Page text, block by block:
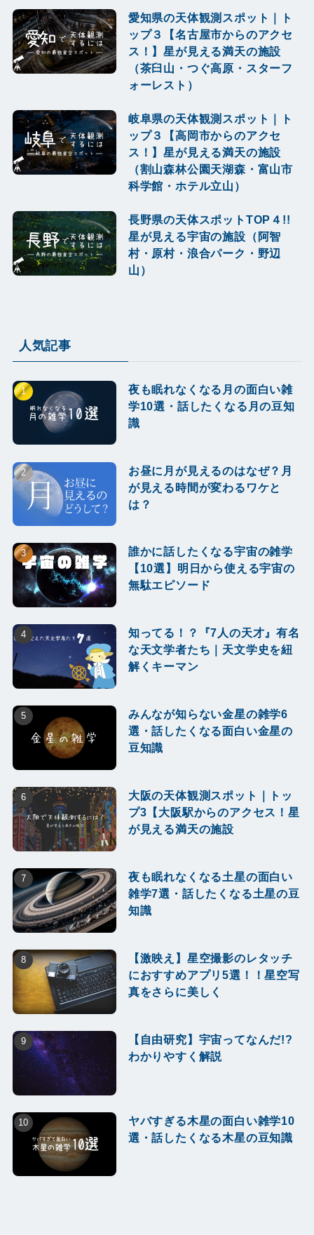
愛知県の天体観測スポット｜ト
ップ３【名古屋市からのアクセ
ス！】星が見える満天の施設
（茶臼山・つぐ高原・スターフ
ォーレスト）
岐阜県の天体観測スポット｜ト
ップ３【高岡市からのアクセ
ス！】星が見える満天の施設
（割山森林公園天湖森・富山市
科学館・ホテル立山）
長野県の天体スポットTOP４!!
星が見える宇宙の施設（阿智
村・原村・浪合パーク・野辺
山）
人気記事
夜も眠れなくなる月の面白い雑
学10選・話したくなる月の豆知
識
お昼に月が見えるのはなぜ？月
が見える時間が変わるワケと
は？
誰かに話したくなる宇宙の雑学
【10選】明日から使える宇宙の
無駄エピソード
知ってる！？『7人の天才』有名
な天文学者たち｜天文学史を紐
解くキーマン
みんなが知らない金星の雑学6
選・話したくなる面白い金星の
豆知識
大阪の天体観測スポット｜トッ
プ3【大阪駅からのアクセス！星
が見える満天の施設
夜も眠れなくなる土星の面白い
雑学7選・話したくなる土星の豆
知識
【激映え】星空撮影のレタッチ
におすすめアプリ5選！！星空写
真をさらに美しく
【自由研究】宇宙ってなんだ!?
わかりやすく解説
ヤバすぎる木星の面白い雑学10
選・話したくなる木星の豆知識